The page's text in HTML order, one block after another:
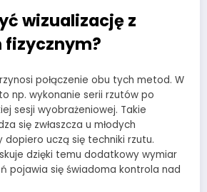
wizualizację z
połączenie obu tych metod. W
np. wykonanie serii rzutów po
sesji wyobrażeniowej. Takie
się zwłaszcza u młodych
dopiero uczą się techniki rzutu.
dzięki temu dodatkowy wymiar
pojawia się świadoma kontrola nad